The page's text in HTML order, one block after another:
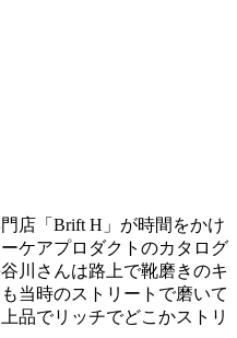
店「Brift H」が時間をかけ
ケアプロダクトのカタログ
川さんは路上で靴磨きのキ
当時のストリートで磨いて
品でリッチでどこかストリ